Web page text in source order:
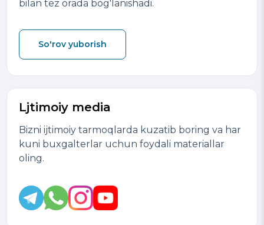
bilan tez orada bog'lanishadi.
So'rov yuborish
Ljtimoiy media
Bizni ijtimoiy tarmoqlarda kuzatib boring va har
kuni buxgalterlar uchun foydali materiallar
oling.